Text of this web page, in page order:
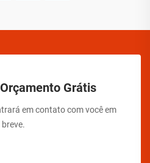
Grátis
em contato com você em
breve.